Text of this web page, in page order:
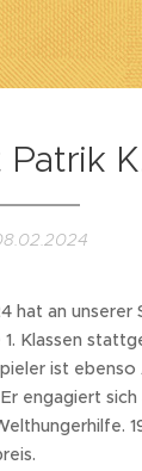
Patrik
hat an unserer
Klassen
ist
engagiert sich